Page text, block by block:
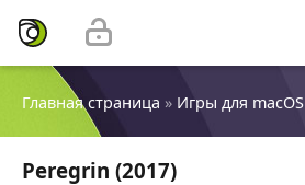
Главная страница » Игры для macOS
Peregrin (2017)